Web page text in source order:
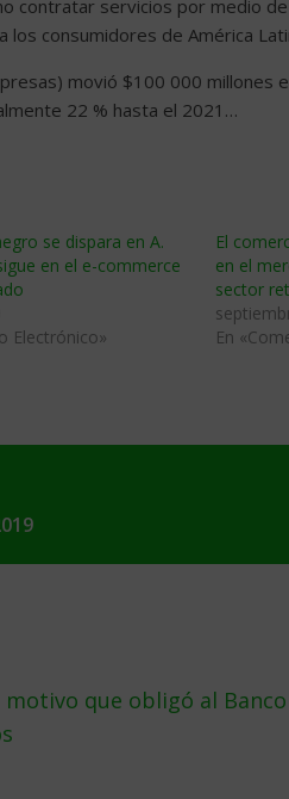
contratar servicios por medio
consumidores de América
movió $100 000 millones
22 % hasta el 2021…
se dispara en A.
en el e-commerce
Electrónico»
El
en el
sector
En
que obligó al